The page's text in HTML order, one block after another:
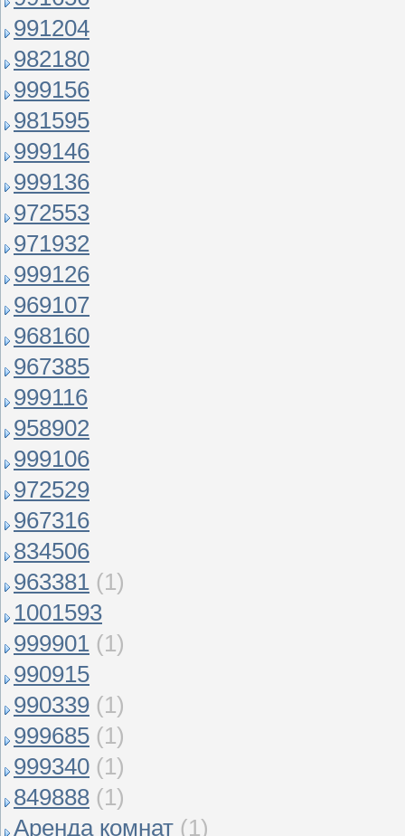
991204
982180
999156
981595
999146
999136
972553
971932
999126
969107
968160
967385
999116
958902
999106
972529
967316
834506
963381 (1)
1001593
999901 (1)
990915
990339 (1)
999685 (1)
999340 (1)
849888 (1)
Аренда комнат (1)